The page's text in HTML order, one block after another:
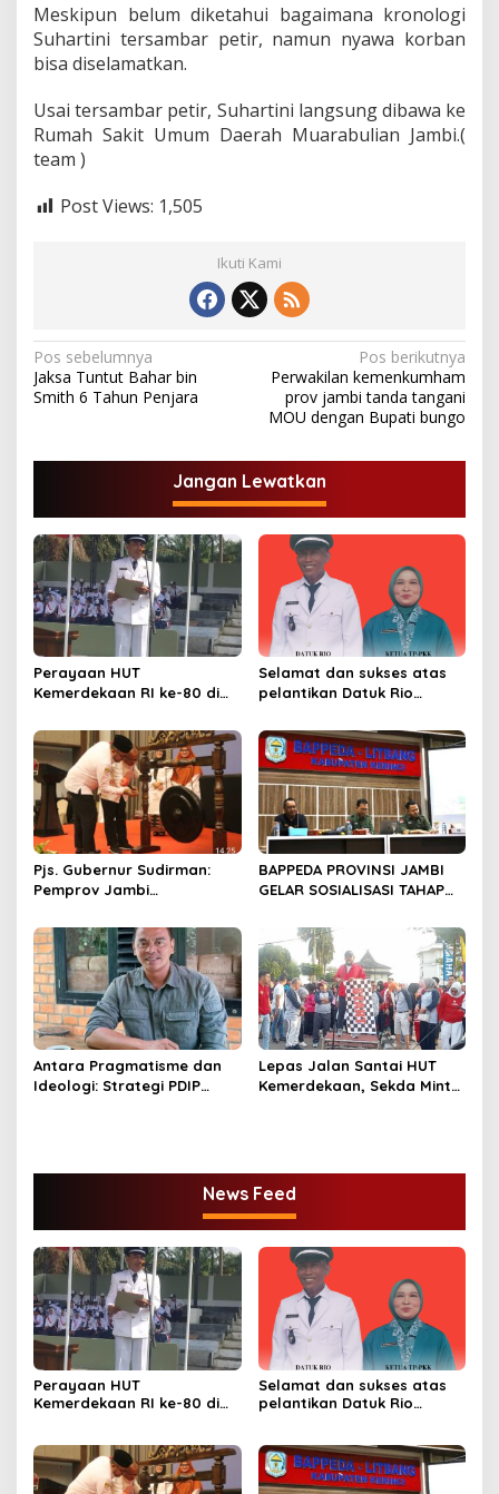
Meskipun belum diketahui bagaimana kronologi
Suhartini tersambar petir, namun nyawa korban
bisa diselamatkan.
Usai tersambar petir, Suhartini langsung dibawa ke
Rumah Sakit Umum Daerah Muarabulian Jambi.(
team )
Post Views: 1,505
Ikuti Kami
N
a
i
a
s
i
p
o
s
Pos sebelumnya
Jaksa Tuntut Bahar bin
Smith 6 Tahun Penjara
Pos berikutnya
Perwakilan kemenkumham
prov jambi tanda tangani
MOU dengan Bupati bungo
Jangan Lewatkan
Perayaan HUT
Kemerdekaan RI ke-80 di
Selamat dan sukses atas
pelantikan Datuk Rio
Pjs. Gubernur Sudirman:
Pemprov Jambi
Pertumbuhan Ekonomi
Hijau
BAPPEDA PROVINSI JAMBI
GELAR SOSIALISASI TAHAP
JAMBI BERKOMITMEN
MENGIMPLEMENTASIKAN
REDD+”
Antara Pragmatisme dan
Ideologi: Strategi PDIP
Lepas Jalan Santai HUT
Kemerdekaan, Sekda Minta
News Feed
Perayaan HUT
Kemerdekaan RI ke-80 di
Selamat dan sukses atas
pelantikan Datuk Rio